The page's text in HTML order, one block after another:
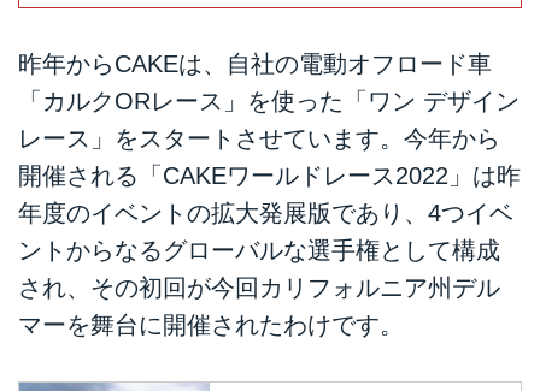
昨年からCAKEは、自社の電動オフロード車
「カルクORレース」を使った「ワン デザイン
レース」をスタートさせています。今年から
開催される「CAKEワールドレース2022」は昨
年度のイベントの拡大発展版であり、4つイベ
ントからなるグローバルな選手権として構成
され、その初回が今回カリフォルニア州デル
マーを舞台に開催されたわけです。